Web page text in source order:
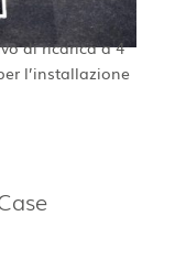
di ricarica a 4
l’installazione